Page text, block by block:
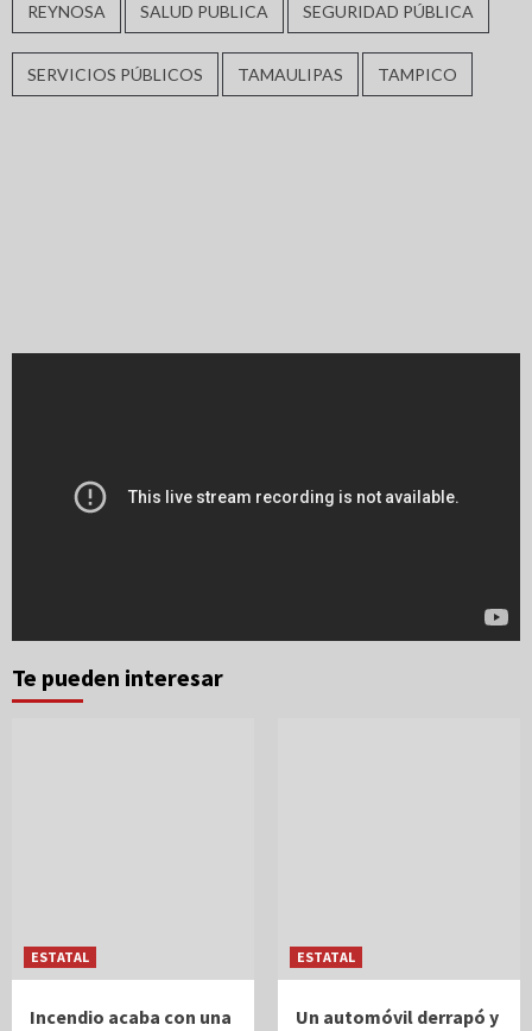
REYNOSA SALUD PUBLICA SEGURIDAD PÚBLICA
SERVICIOS PÚBLICOS TAMAULIPAS TAMPICO
Te pueden interesar
ESTATAL
Incendio acaba con una
ESTATAL
Un automóvil derrapó y